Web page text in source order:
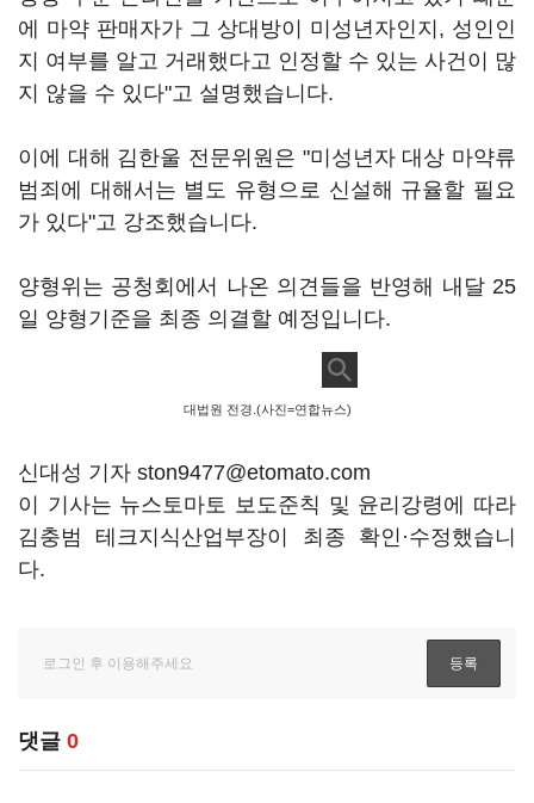
에 마약 판매자가 그 상대방이 미성년자인지, 성인인
지 여부를 알고 거래했다고 인정할 수 있는 사건이 많
지 않을 수 있다"고 설명했습니다.
이에 대해 김한울 전문위원은 "미성년자 대상 마약류
범죄에 대해서는 별도 유형으로 신설해 규율할 필요
가 있다"고 강조했습니다.
양형위는 공청회에서 나온 의견들을 반영해 내달 25
일 양형기준을 최종 의결할 예정입니다.
대법원 전경.(사진=연합뉴스)
신대성 기자 ston9477@etomato.com
이 기사는 뉴스토마토 보도준칙 및 윤리강령에 따라
김충범 테크지식산업부장이 최종 확인·수정했습니
다.
댓글 0